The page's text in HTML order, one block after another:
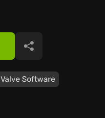
Valve Software
გაზიარება